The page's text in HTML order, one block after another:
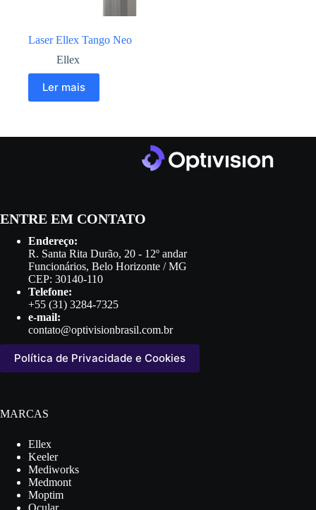
Laser Ellex Tango Neo
Ellex
Ler mais
ENTRE EM CONTATO
Endereço:
R. Santa Rita Durão, 20 - 12º andar
Funcionários, Belo Horizonte / MG
CEP: 30140-110
Telefone:
+55 (31) 3284-7325
e-mail:
contato@optivisionbrasil.com.br
Política de Privacidade e Cookies
MARCAS
Ellex
Keeler
Mediworks
Medmont
Moptim